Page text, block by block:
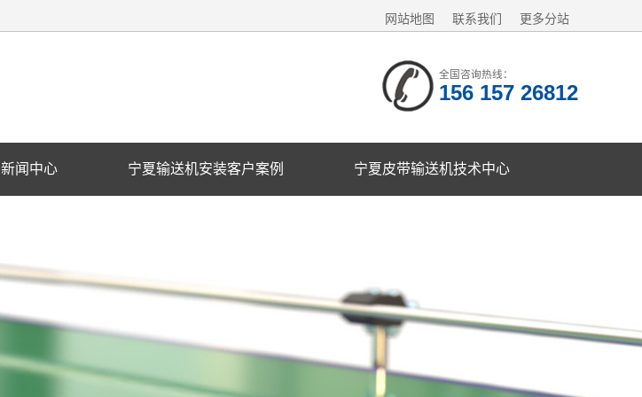
网站地图 联系我们 更多分站
全国咨询热线：
156 157 26812
新闻中心 宁夏输送机安装客户案例 宁夏皮带输送机技术中心